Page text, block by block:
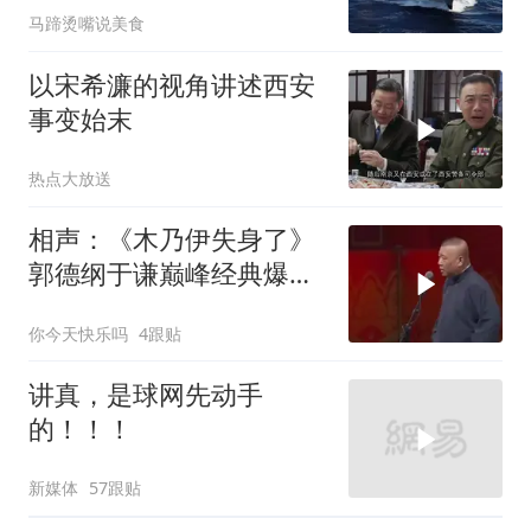
马蹄烫嘴说美食
以宋希濂的视角讲述西安
事变始末
热点大放送
相声：《木乃伊失身了》
郭德纲于谦巅峰经典爆笑
你今天快乐吗 4跟贴
讲真，是球网先动手
的！！！
新媒体 57跟贴